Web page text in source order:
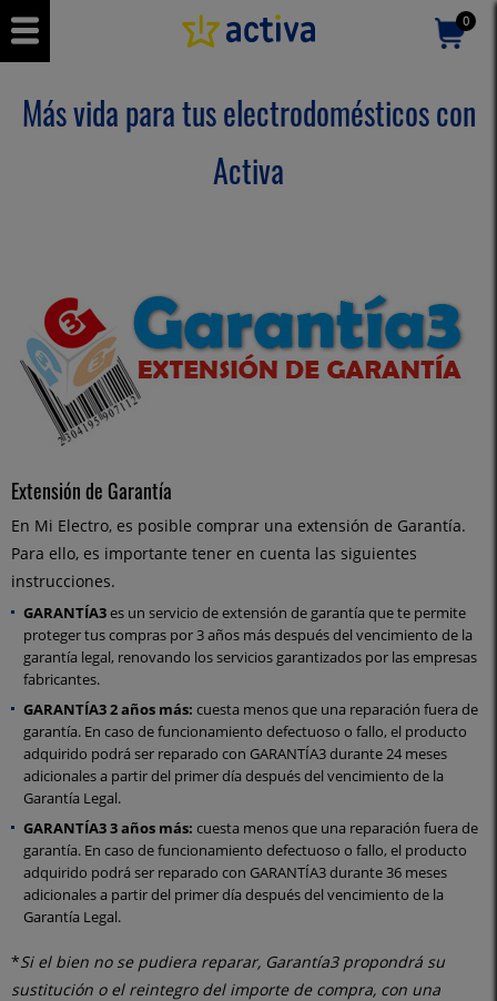
0
Más vida para tus electrodomésticos con
Activa
Extensión de Garantía
En Mi Electro, es posible comprar una extensión de Garantía.
Para ello, es importante tener en cuenta las siguientes
instrucciones.
GARANTÍA3es un servicio de extensión de garantía que te permite
proteger tus compras por 3 años más después del vencimiento de la
garantía legal, renovando los servicios garantizados por las empresas
fabricantes.
GARANTÍA3 2 años más: cuesta menos que una reparación fuera de
garantía. En caso de funcionamiento defectuoso o fallo, el producto
adquirido podrá ser reparado con GARANTÍA3 durante 24 meses
adicionales a partir del primer día después del vencimiento de la
Garantía Legal.
GARANTÍA3 3 años más: cuesta menos que una reparación fuera de
garantía. En caso de funcionamiento defectuoso o fallo, el producto
adquirido podrá ser reparado con GARANTÍA3 durante 36 meses
adicionales a partir del primer día después del vencimiento de la
Garantía Legal.
*Si el bien no se pudiera reparar, Garantía3 propondrá su
sustitución o el reintegro del importe de compra, con una